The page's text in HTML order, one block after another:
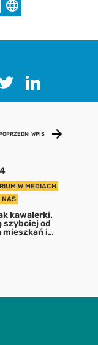
adres
drogą e-
WPIS
W MEDIACH
NAS
kawalerki.
szybciej od
mieszkań i